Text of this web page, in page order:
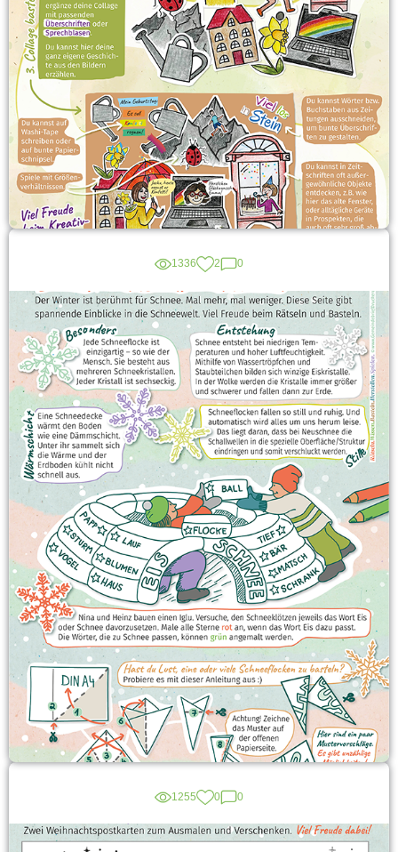
1336 2 0
1255 0 0